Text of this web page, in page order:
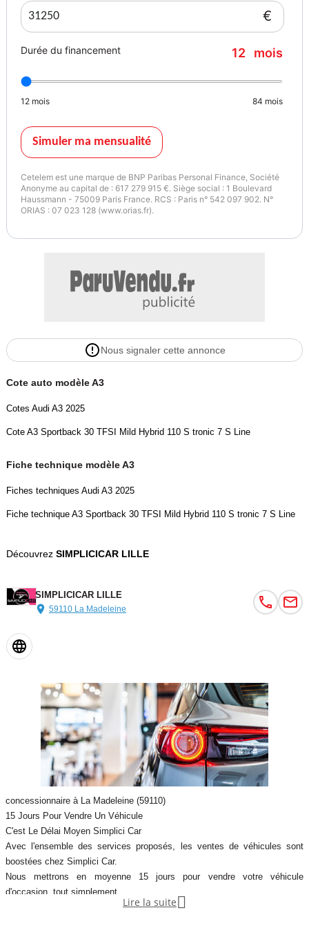
Couleur
GRIS
Vignette Crit’Air
Garantie mécanique
12 mois
€
Durée du financement 12 mois
12 mois 84 mois
Simuler ma mensualité
Cetelem est une marque de BNP Paribas Personal Finance, Société
Anonyme au capital de : 617 279 915 €. Siège social : 1 Boulevard
Haussmann - 75009 Paris France. RCS : Paris n° 542 097 902. N°
ORIAS : 07 023 128 (www.orias.fr).
Nous signaler cette annonce
Cote auto modèle A3
Cotes Audi A3 2025
Cote A3 Sportback 30 TFSI Mild Hybrid 110 S tronic 7 S Line
Fiche technique modèle A3
Fiches techniques Audi A3 2025
Fiche technique A3 Sportback 30 TFSI Mild Hybrid 110 S tronic 7 S Line
Découvrez SIMPLICICAR LILLE
SIMPLICICAR LILLE
59110 La Madeleine
concessionnaire à La Madeleine (59110)
15 Jours Pour Vendre Un Véhicule
C'est Le Délai Moyen Simplici Car
Avec l'ensemble des services proposés, les ventes de véhicules sont
boostées chez Simplici Car.
Nous mettrons en moyenne 15 jours pour vendre votre véhicule
d'occasion, tout simplement.
Lire la suite 